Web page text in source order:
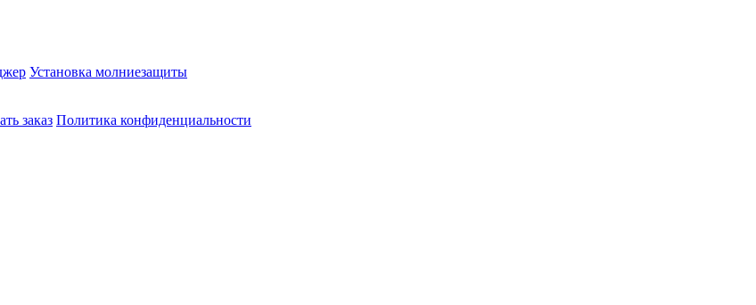
Установка молниезащиты
заказ Политика конфиденциальности